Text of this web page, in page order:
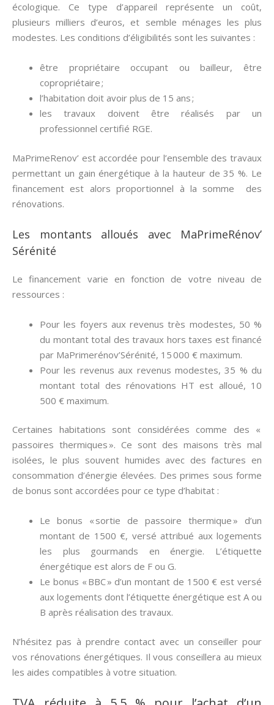
écologique. Ce type d’appareil représente un coût,
plusieurs milliers d’euros, et semble ménages les plus
modestes. Les conditions d’éligibilités sont les suivantes :
être propriétaire occupant ou bailleur, être
copropriétaire ;
l’habitation doit avoir plus de 15 ans ;
les travaux doivent être réalisés par un
professionnel certifié RGE.
MaPrimeRenov’ est accordée pour l’ensemble des travaux
permettant un gain énergétique à la hauteur de 35 %. Le
financement est alors proportionnel à la somme des
rénovations.
Les montants alloués avec MaPrimeRénov’
Sérénité
Le financement varie en fonction de votre niveau de
ressources :
Pour les foyers aux revenus très modestes, 50 %
du montant total des travaux hors taxes est financé
par MaPrimerénov’Sérénité, 15 000 € maximum.
Pour les revenus aux revenus modestes, 35 % du
montant total des rénovations HT est alloué, 10
500 € maximum.
Certaines habitations sont considérées comme des «
passoires thermiques ». Ce sont des maisons très mal
isolées, le plus souvent humides avec des factures en
consommation d’énergie élevées. Des primes sous forme
de bonus sont accordées pour ce type d’habitat :
Le bonus « sortie de passoire thermique » d’un
montant de 1500 €, versé attribué aux logements
les plus gourmands en énergie. L’étiquette
énergétique est alors de F ou G.
Le bonus « BBC » d’un montant de 1500 € est versé
aux logements dont l’étiquette énergétique est A ou
B après réalisation des travaux.
N’hésitez pas à prendre contact avec un conseiller pour
vos rénovations énergétiques. Il vous conseillera au mieux
les aides compatibles à votre situation.